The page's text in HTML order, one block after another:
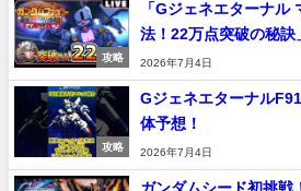
攻略
「Gジェネエターナル
法！22万点突破の秘訣
2026年7月4日
攻略
Gジェネエターナル
体予想！
2026年7月4日
ガンダムシード初挑戦